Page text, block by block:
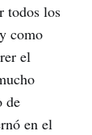
todos los
como
el
de
en el